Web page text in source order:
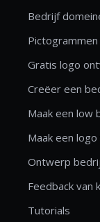
Bedrijf
Gratis logo
Creëer een
Maak een low
Maak een
Ontwerp
Feedback van
Tutorials